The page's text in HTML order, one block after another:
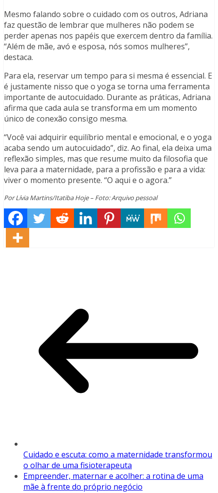
Mesmo falando sobre o cuidado com os outros, Adriana
faz questão de lembrar que mulheres não podem se
perder apenas nos papéis que exercem dentro da família.
“Além de mãe, avó e esposa, nós somos mulheres”,
destaca.
Para ela, reservar um tempo para si mesma é essencial. E
é justamente nisso que o yoga se torna uma ferramenta
importante de autocuidado. Durante as práticas, Adriana
afirma que cada aula se transforma em um momento
único de conexão consigo mesma.
“Você vai adquirir equilíbrio mental e emocional, e o yoga
acaba sendo um autocuidado”, diz. Ao final, ela deixa uma
reflexão simples, mas que resume muito da filosofia que
leva para a maternidade, para a profissão e para a vida:
viver o momento presente. “O aqui e o agora.”
Por Lívia Martins/Itatiba Hoje – Foto: Arquivo pessoal
Cuidado e escuta: como a maternidade transformou
o olhar de uma fisioterapeuta
Empreender, maternar e acolher: a rotina de uma
mãe à frente do próprio negócio